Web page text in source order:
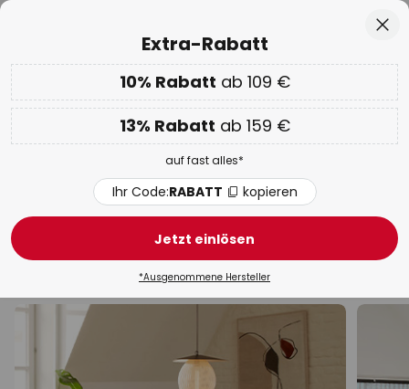
Nur
00D 13H 58M 58S
EXTRA 10% ab 109 € & 13% ab 159 €auf fast alles
Code:RABATT kopieren
WOW Week:Bis zu -70%
Orangene Pendelleuchten &
Hängelampen
LED Schwarz Design Modern Rattan /
Extra-Rabatt
10% Rabatt ab 109 €
13% Rabatt ab 159 €
auf fast alles*
Ihr Code:RABATT kopieren
Jetzt einlösen
*Ausgenommene Hersteller